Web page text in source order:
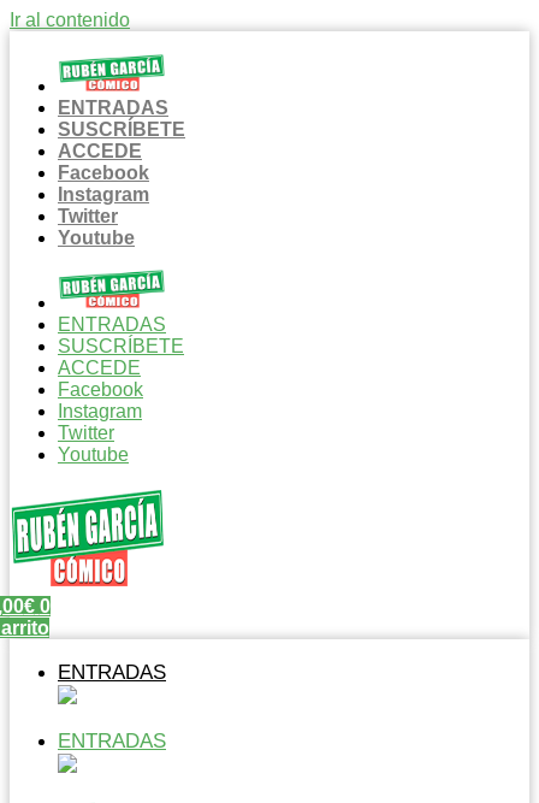
Ir al contenido
ENTRADAS
SUSCRÍBETE
ACCEDE
Facebook
Instagram
Twitter
Youtube
ENTRADAS
SUSCRÍBETE
ACCEDE
Facebook
Instagram
Twitter
Youtube
€ 0
ENTRADAS
ENTRADAS